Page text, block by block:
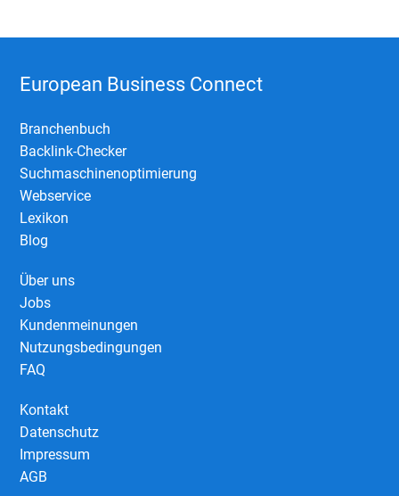
European Business Connect
Branchenbuch
Backlink-Checker
Suchmaschinenoptimierung
Webservice
Lexikon
Blog
Über uns
Jobs
Kundenmeinungen
Nutzungsbedingungen
FAQ
Kontakt
Datenschutz
Impressum
AGB